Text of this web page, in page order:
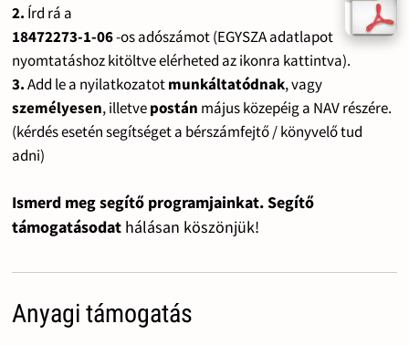
2. Írd rá a
18472273-1-06-os adószámot (EGYSZA adatlapot
nyomtatáshoz kitöltve elérheted az ikonra kattintva).
3.Add le a nyilatkozatotmunkáltatódnak, vagy
személyesen, illetvepostán május közepéig a NAV részére.
(kérdés esetén segítséget a bérszámfejtő / könyvelő tud
adni)
Ismerd meg segítő programjainkat. Segítő
támogatásodat hálásan köszönjük!
Anyagi támogatás